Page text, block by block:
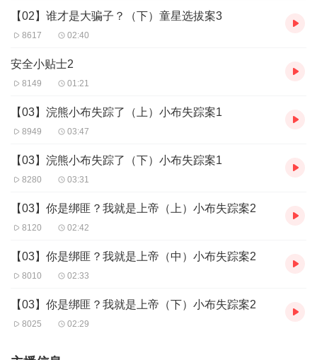
【02】谁才是大骗子？（下）童星选拔案3
8617 02:40
安全小贴士2
8149 01:21
【03】浣熊小布失踪了（上）小布失踪案1
8949 03:47
【03】浣熊小布失踪了（下）小布失踪案1
8280 03:31
【03】你是绑匪？我就是上帝（上）小布失踪案2
8120 02:42
【03】你是绑匪？我就是上帝（中）小布失踪案2
8010 02:33
【03】你是绑匪？我就是上帝（下）小布失踪案2
8025 02:29